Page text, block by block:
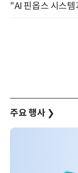
주요 행사 ❯